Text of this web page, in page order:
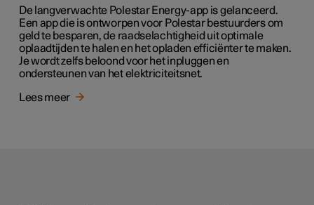
De langverwachte Polestar Energy-app is gelanceerd.
Een app die is ontworpen voor Polestar bestuurders om
geld te besparen, de raadselachtigheid uit optimale
oplaadtijden te halen en het opladen efficiënter te maken.
Je wordt zelfs beloond voor het inpluggen en
ondersteunen van het elektriciteitsnet.
Lees meer